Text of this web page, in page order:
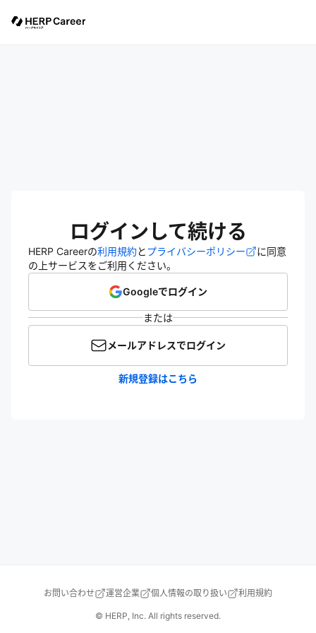
ログインして続ける
HERP Careerの利用規約とプライバシーポリシー
に同意
の上サービスをご利用ください。
Googleでログイン
または
メールアドレスでログイン
新規登録はこちら
お問い合わせ 運営企業 個人情報の取り扱い 利用規約
© HERP, Inc. All rights reserved.